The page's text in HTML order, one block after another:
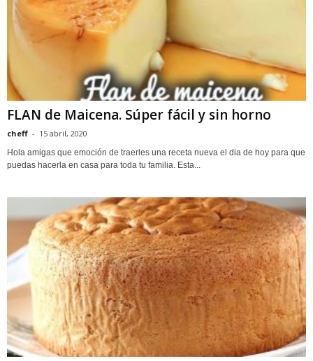
FLAN de Maicena. Súper fácil y sin horno
cheff - 15 abril, 2020
Hola amigas que emoción de traerles una receta nueva el dia de hoy para que
puedas hacerla en casa para toda tu familia. Esta...